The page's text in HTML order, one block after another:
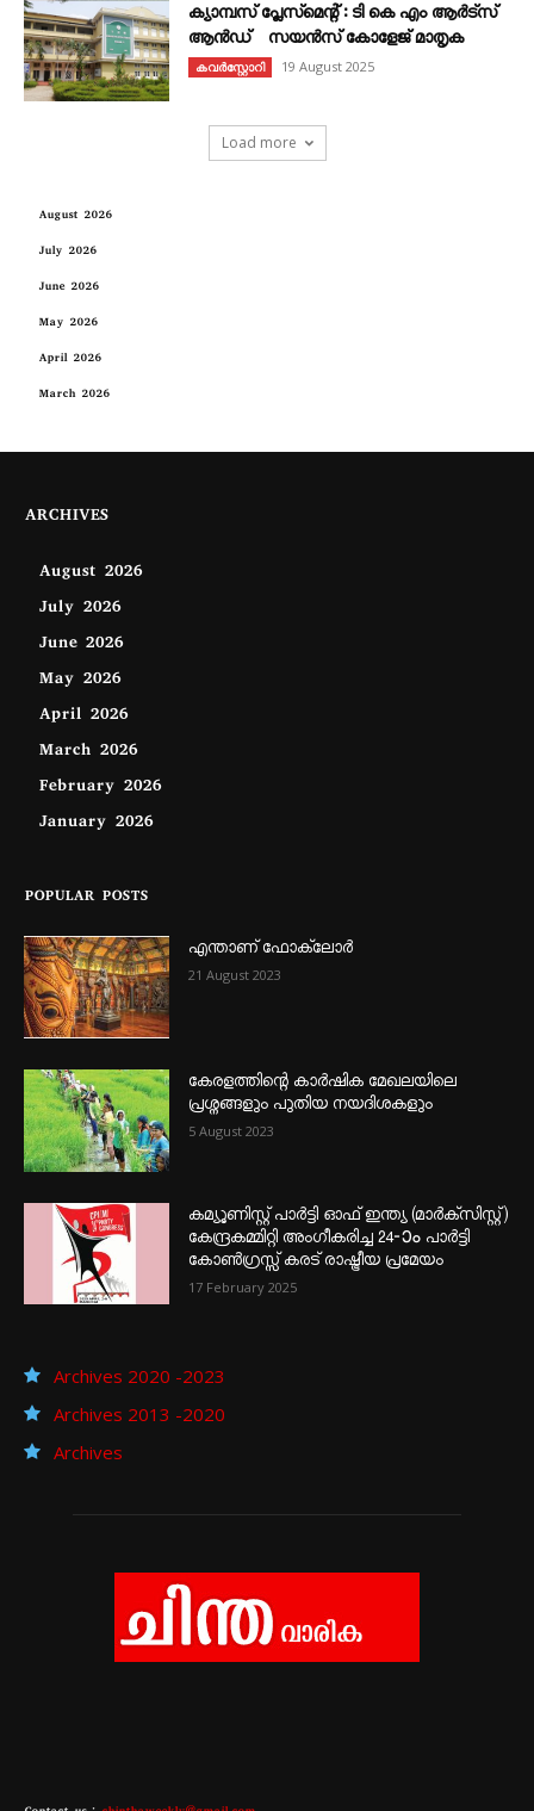
ക്യാമ്പസ് പ്ലേസ്മെന്റ് : ടി കെ എം ആർട്സ്
ആൻഡ് സയൻസ് കോളേജ് മാതൃക
കവര്‍സ്റ്റോറി 19 August 2025
Load more
August 2026
July 2026
June 2026
May 2026
April 2026
March 2026
ARCHIVES
August 2026
July 2026
June 2026
May 2026
April 2026
March 2026
February 2026
January 2026
POPULAR POSTS
എന്താണ്‌ ഫോക്‌ലോർ
21 August 2023
കേരളത്തിന്റെ കാർഷിക മേഖലയിലെ
പ്രശ്നങ്ങളും പുതിയ നയദിശകളും
5 August 2023
കമ്യൂണിസ്റ്റ് പാർട്ടി ഓഫ് ഇന്ത്യ (മാർക്സിസ്റ്റ്)
കേന്ദ്രകമ്മിറ്റി അംഗീകരിച്ച 24‐ാം പാർട്ടി
കോൺഗ്രസ്സ് കരട് രാഷ്ട്രീയ പ്രമേയം
17 February 2025
Archives 2020 -2023
Archives 2013 -2020
Archives